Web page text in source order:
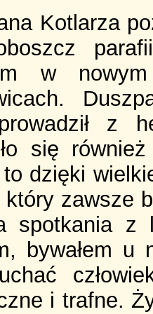
Kotlarza
w
z
się
to dzięki
zawsze
spotkania z
bywałem u
i trafne.